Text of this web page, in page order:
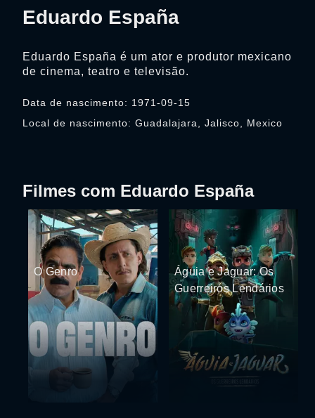
Eduardo España
Data de nascimento: 1971-09-15
Local de nascimento: Guadalajara, Jalisco, Mexico
Eduardo España é um ator e produtor mexicano
de cinema, teatro e televisão.
Filmes com Eduardo España
O Genro
Águia e Jaguar: Os
Guerreiros Lendários